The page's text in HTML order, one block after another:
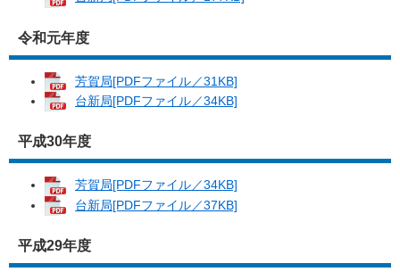
令和元年度
芳賀局[PDFファイル／31KB]
台新局[PDFファイル／34KB]
平成30年度
芳賀局[PDFファイル／34KB]
台新局[PDFファイル／37KB]
平成29年度